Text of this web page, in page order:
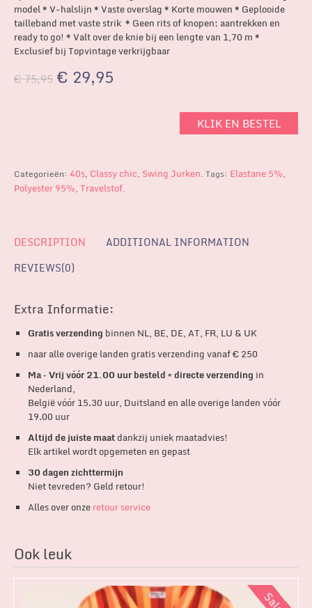
model * V-halslijn * Vaste overslag * Korte mouwen * Geplooide
tailleband met vaste strik * Geen rits of knopen; aantrekken en
ready to go! * Valt over de knie bij een lengte van 1,70 m *
Exclusief bij Topvintage verkrijgbaar
€75,95 € 29,95
KLIK EN BESTEL
Categorieën: 40s, Classy chic, Swing Jurken. Tags: Elastane 5%,
Polyester 95%, Travelstof.
DESCRIPTION
ADDITIONAL INFORMATION
REVIEWS(0)
Extra Informatie:
Gratis verzending binnen NL, BE, DE, AT, FR, LU & UK
naar alle overige landen gratis verzending vanaf € 250
Ma – Vrij vóór 21.00 uur besteld = directe verzending in
Nederland,
België vóór 15.30 uur, Duitsland en alle overige landen vóór
19.00 uur
Altijd de juiste maatdankzij uniek maatadvies!
Elk artikel wordt opgemeten en gepast
30 dagen zichttermijn
Niet tevreden? Geld retour!
Alles over onzeretour service
Ook leuk